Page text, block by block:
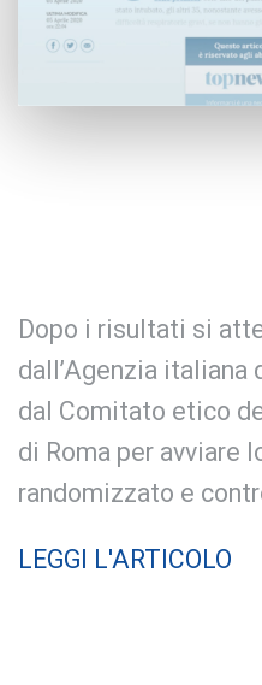
Dopo i risultati si
dall’Agenzia
dal Comitato etico
di Roma per avviare
randomizzato e
LEGGI L'ARTICOLO